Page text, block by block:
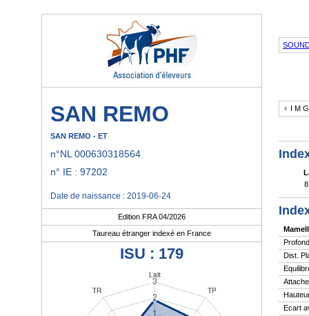
SAN REMO
SAN REMO - ET
n°NL 000630318564
n° IE : 97202
Date de naissance : 2019-06-24
Edition FRA 04/2026
Taureau étranger indexé en France
ISU : 179
♀ I M
Dist.
Ecart